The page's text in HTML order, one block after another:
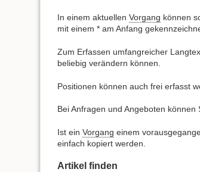
In einem aktuellen Vorgang können
mit einem * am Anfang
Zum Erfassen umfangreicher
beliebig verändern können.
Positionen können auch frei erfasst
Bei Anfragen und Angeboten
Ist ein Vorgang einem
einfach kopiert werden.
Artikel finden